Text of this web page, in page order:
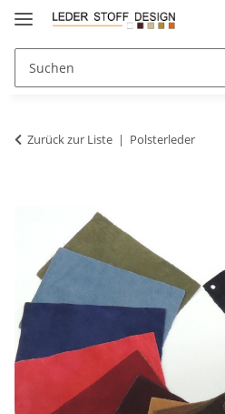
Zurück zur Liste Polsterleder